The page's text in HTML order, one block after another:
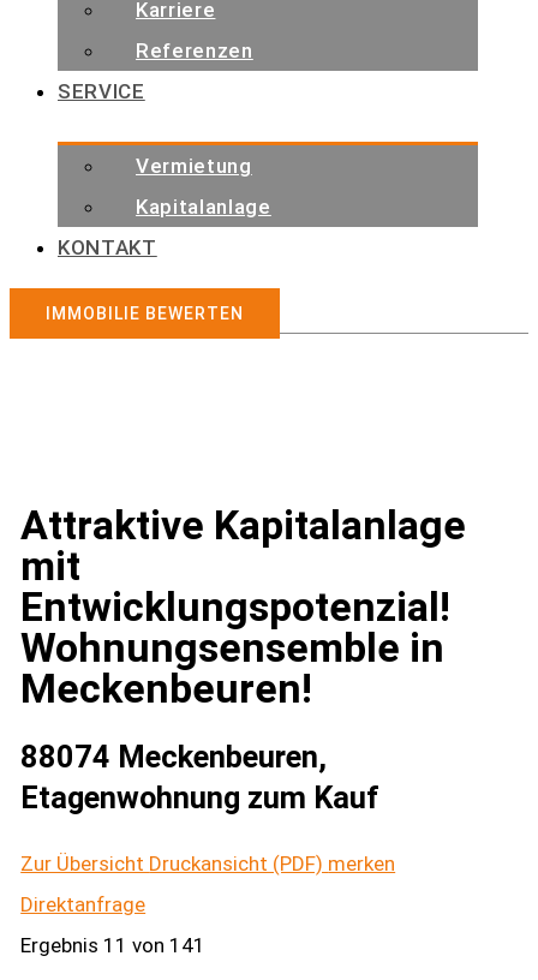
Karriere
Referenzen
SERVICE
Vermietung
Kapitalanlage
KONTAKT
IMMOBILIE BEWERTEN
Attraktive Kapitalanlage
mit
Entwicklungspotenzial!
Wohnungsensemble in
Meckenbeuren!
88074 Meckenbeuren,
Etagenwohnung zum Kauf
Zur Übersicht Druckansicht (PDF) merken
Direktanfrage
Ergebnis 11 von 141